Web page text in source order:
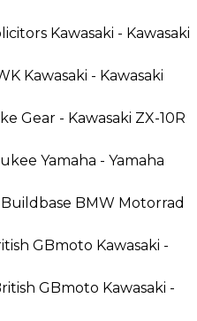
Kawasaki - Kawasaki
Kawasaki - Kawasaki
Gear - Kawasaki ZX-10R
Yamaha - Yamaha
BMW Motorrad
GBmoto Kawasaki -
GBmoto Kawasaki -